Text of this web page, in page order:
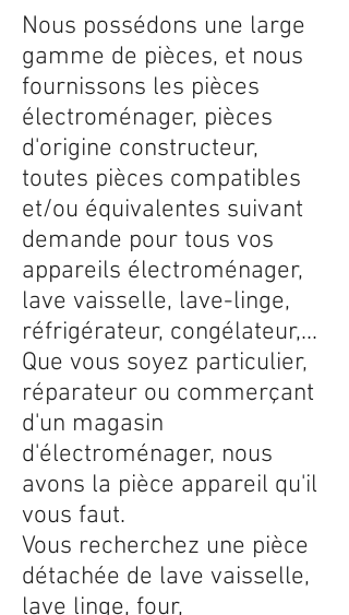
Nous possédons une large
gamme de pièces, et nous
fournissons les pièces
électroménager, pièces
d'origine constructeur,
toutes pièces compatibles
et/ou équivalentes suivant
demande pour tous vos
appareils électroménager,
lave vaisselle, lave-linge,
réfrigérateur, congélateur,...
Que vous soyez particulier,
réparateur ou commerçant
d'un magasin
d'électroménager, nous
avons la pièce appareil qu'il
vous faut.
Vous recherchez une pièce
détachée de lave vaisselle,
lave linge, four,